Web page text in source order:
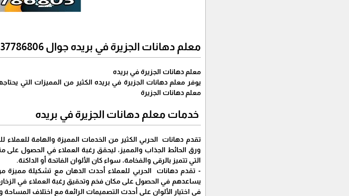
معلم دهانات الجزيرة في بريده جوال 0537786806
معلم دهانات الجزيرة في بريده
يوفر معلم دهانات الجزيرة في بريده الكثير من المميزات التي
معلم دهانات الجزيرة
خدمات معلم دهانات الجزيرة في بريده
تقدم دهانات الحربي الكثير من الخدمات المميزة والهامة للعملاء
ورق الحائط الجذاب والمميز، ليحقق رغبة العملاء في الحصول على
التي تتميز بالرقى والفخامة، سواء كان الألوان الفاتحة أو الداكنة.
- تقدم دهانات الحربي للعملاء أحدث الدهان مع تشكيلة مميزة
يساعدهم في الحصول على مكان فخم وتحقيق رغبة العملاء في
في اختيار الألوان على أحدث التصميمات الرائعة مع اختلاف